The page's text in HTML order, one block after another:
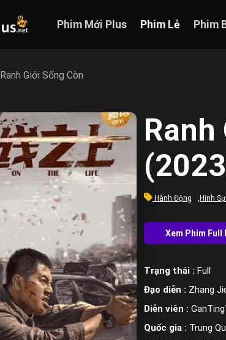
Phim Mới Plus Phim Lẻ Phim
Ranh Giới Sống Còn
Hành Động Hình
Trạng thái : Full
Đạo diễn : Zhang
Diễn viên :
Quốc gia : Trung